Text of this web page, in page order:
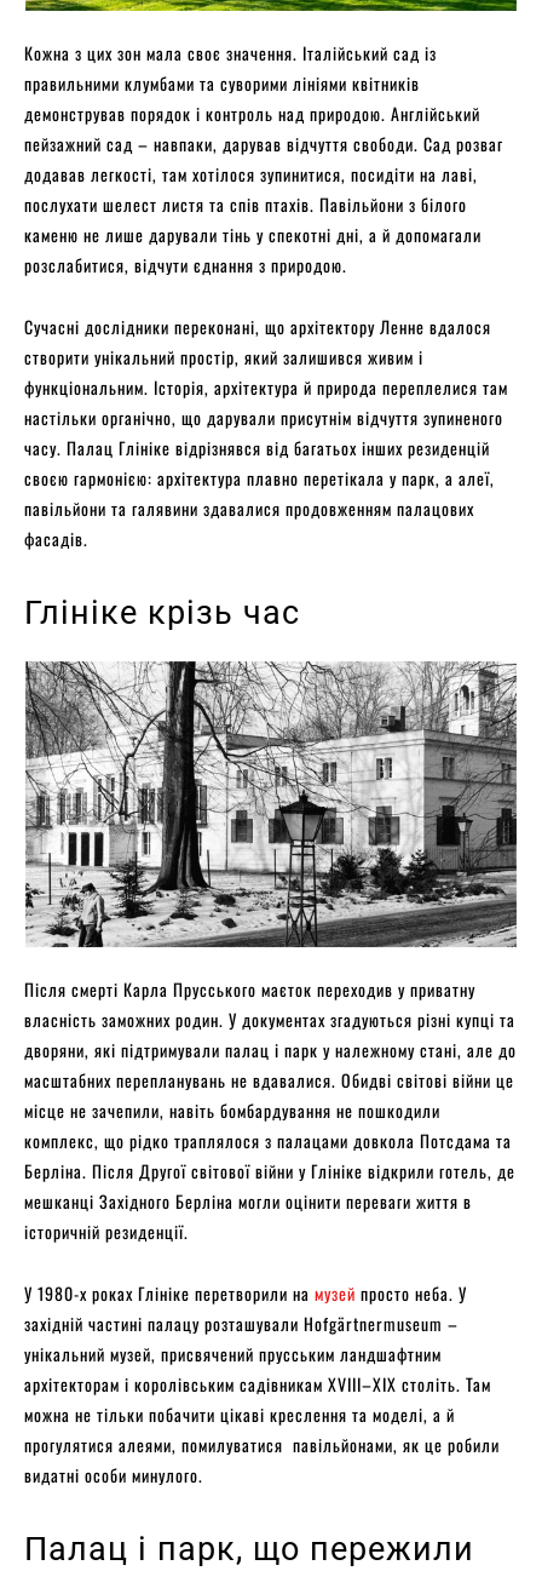
Кожна з цих зон мала своє значення. Італійський сад із
правильними клумбами та суворими лініями квітників
демонстрував порядок і контроль над природою. Англійський
пейзажний сад – навпаки, дарував відчуття свободи. Сад розваг
додавав легкості, там хотілося зупинитися, посидіти на лаві,
послухати шелест листя та спів птахів. Павільйони з білого
каменю не лише дарували тінь у спекотні дні, а й допомагали
розслабитися, відчути єднання з природою.
Сучасні дослідники переконані, що архітектору Ленне вдалося
створити унікальний простір, який залишився живим і
функціональним. Історія, архітектура й природа переплелися там
настільки органічно, що дарували присутнім відчуття зупиненого
часу. Палац Глініке відрізнявся від багатьох інших резиденцій
своєю гармонією: архітектура плавно перетікала у парк, а алеї,
павільйони та галявини здавалися продовженням палацових
фасадів.
Глініке крізь час
Після смерті Карла Прусського маєток переходив у приватну
власність заможних родин. У документах згадуються різні купці та
дворяни, які підтримували палац і парк у належному стані, але до
масштабних перепланувань не вдавалися. Обидві світові війни це
місце не зачепили, навіть бомбардування не пошкодили
комплекс, що рідко траплялося з палацами довкола Потсдама та
Берліна. Після Другої світової війни у Глініке відкрили готель, де
мешканці Західного Берліна могли оцінити переваги життя в
історичній резиденції.
У 1980-х роках Глініке перетворили на музей просто неба. У
західній частині палацу розташували Hofgärtnermuseum –
унікальний музей, присвячений прусським ландшафтним
архітекторам і королівським садівникам XVIII–XIX століть. Там
можна не тільки побачити цікаві креслення та моделі, а й
прогулятися алеями, помилуватися павільйонами, як це робили
видатні особи минулого.
Палац і парк, що пережили